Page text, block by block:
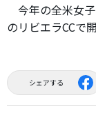
今年の全米女
のリビエラCCで
シェアする